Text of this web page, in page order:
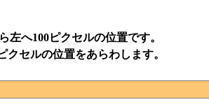
左へ100ピクセルの位置です。
クセルの位置をあらわします。